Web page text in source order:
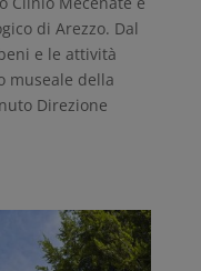
di Arezzo. Dal
e le attività
museale della
Direzione